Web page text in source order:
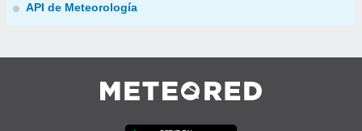
API de Meteorología